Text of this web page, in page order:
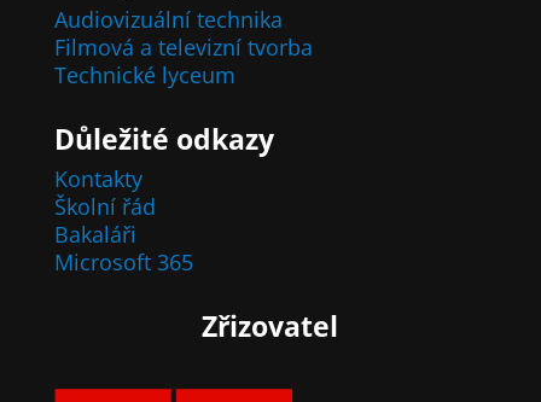
Audiovizuální technika
Filmová a televizní tvorba
Technické lyceum
Důležité odkazy
Kontakty
Školní řád
Bakaláři
Microsoft 365
Zřizovatel